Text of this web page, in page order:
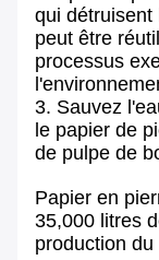
qui détruisent
peut être
processus
3. Sauvez
le papier de
de pulpe de
Papier en
35,000 litres
production